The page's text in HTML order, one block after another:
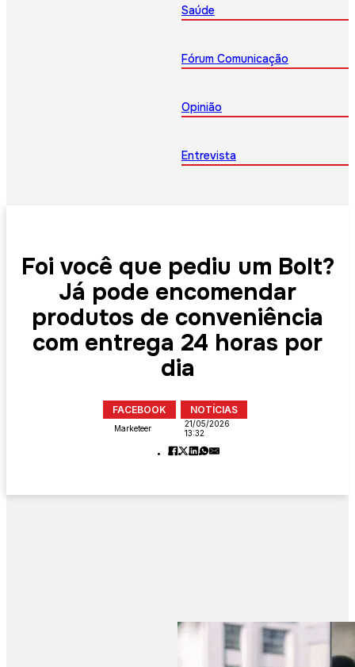
Saúde
Fórum Comunicação
Opinião
Entrevista
Foi você que pediu um Bolt?
Já pode encomendar
produtos de conveniência
com entrega 24 horas por
dia
FACEBOOK NOTÍCIAS
Marketeer
21/05/2026
13:32